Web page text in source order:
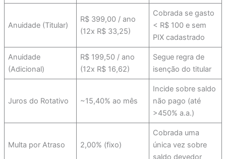
Anuidade (Titular)
R$ 399,00 / ano
(12x R$ 33,25)
Cobrada se gasto
< R$ 100 e sem
PIX cadastrado
Anuidade
(Adicional)
R$ 199,50 / ano
(12x R$ 16,62)
Segue regra de
isenção do titular
Juros do Rotativo ~15,40% ao mês
Incide sobre saldo
não pago (até
>450% a.a.)
Multa por Atraso 2,00% (fixo)
Cobrada uma
única vez sobre
saldo devedor